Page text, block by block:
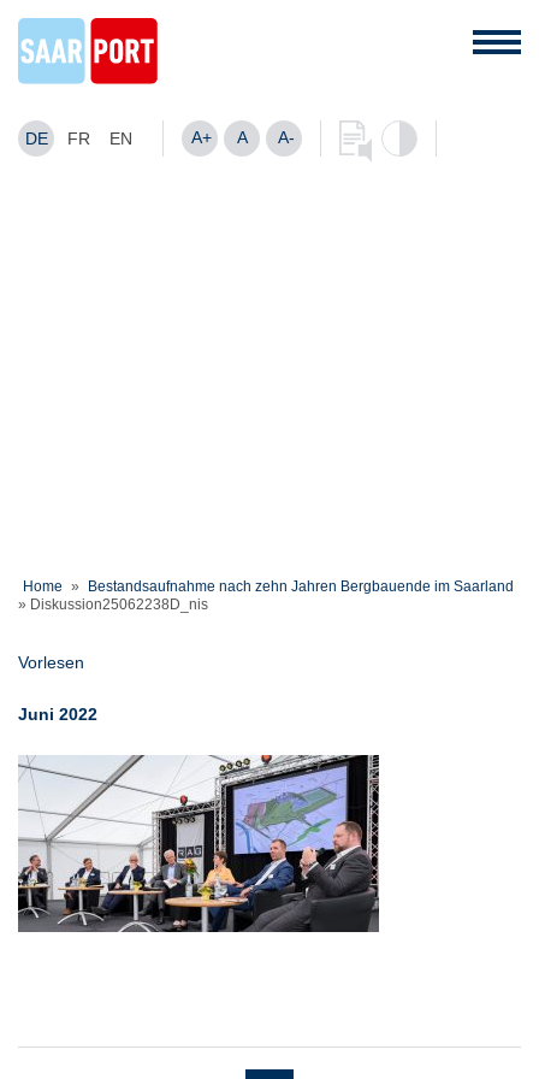
DE FR EN A+ A A-
Home »
Bestandsaufnahme nach zehn Jahren Bergbauende im Saarland
» Diskussion25062238D_nis
Vorlesen
Juni 2022